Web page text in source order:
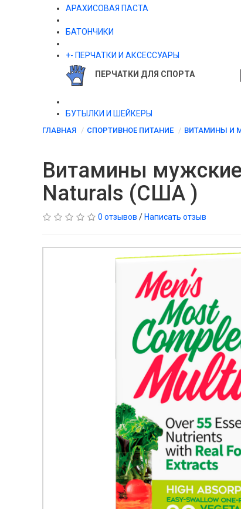
АРАХИСОВАЯ ПАСТА
БАТОНЧИКИ
+- ПЕРЧАТКИ И АКСЕССУАРЫ
ПЕРЧАТКИ ДЛЯ СПОРТА
БУТЫЛКИ И ШЕЙКЕРЫ
ГЛАВНАЯ СПОРТИВНОЕ ПИТАНИЕ ВИТАМИНЫ И
Витамины мужские
Naturals (США )
0 отзывов / Написать отзыв